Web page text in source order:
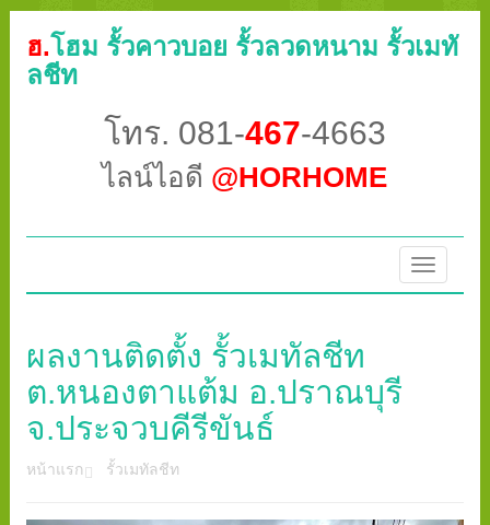
ฮ.โฮม รั้วคาวบอย รั้วลวดหนาม รั้วเมทั
ลชีท
โทร. 081-467-4663
ไลน์ไอดี @HORHOME
Toggle
ผลงานติดตั้ง รั้วเมทัลชีท
ต.หนองตาแต้ม อ.ปราณบุรี
จ.ประจวบคีรีขันธ์
หน้าแรก รั้วเมทัลชีท